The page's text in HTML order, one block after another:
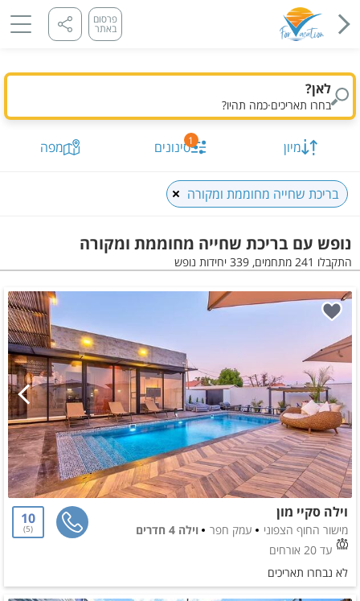
פרסום
באתר
לאן?
בחרו תאריכים·כמה תהיו?
מיון 1סינונים מפה
בריכת שחייה מחוממת ומקורה
נופש עם בריכת שחייה מחוממת ומקורה
התקבלו 241 מתחמים, 339 יחידות נופש
מיקום, או מתחם
תאריך מבוקש כמות נופשים וחדרים מיון לפי התקבלו241מתחמים, 339 יחידות
סינונים שנבחרו
הצג על
מפה
וילה סקיי מון
מישור החוף הצפוני עמק חפר
וילה 4 חדרים
עד 20 אורחים
10
5
לא נבחרו תאריכים